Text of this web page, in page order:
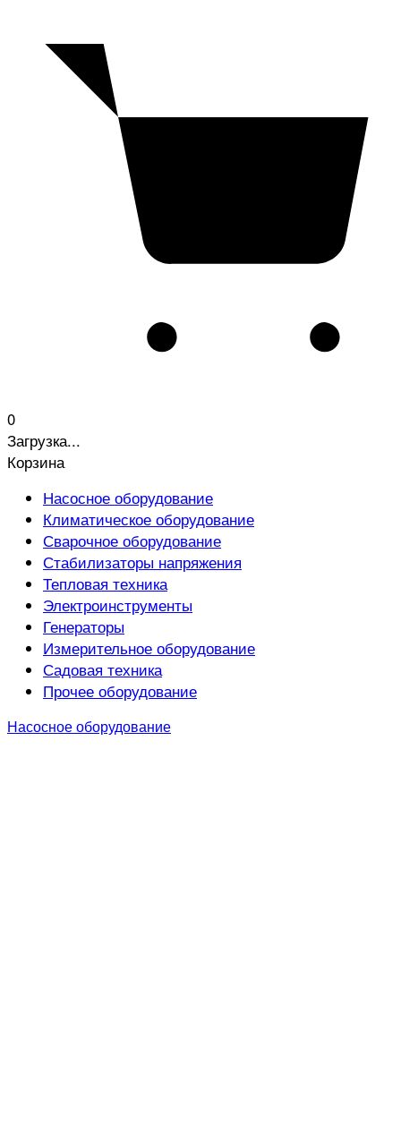
0
Загрузка...
Корзина
Насосное оборудование
Климатическое оборудование
Сварочное оборудование
Стабилизаторы напряжения
Тепловая техника
Электроинструменты
Генераторы
Измерительное оборудование
Садовая техника
Прочее оборудование
Насосное оборудование